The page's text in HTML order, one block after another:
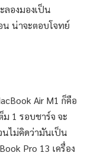
ลองมองเป็น
น น่าจะตอบโจทย์
Air M1 ก็คือ
ม 1 รอบชาร์จ จะ
นไม่คิดว่ามันเป็น
Pro 13 เครื่อง